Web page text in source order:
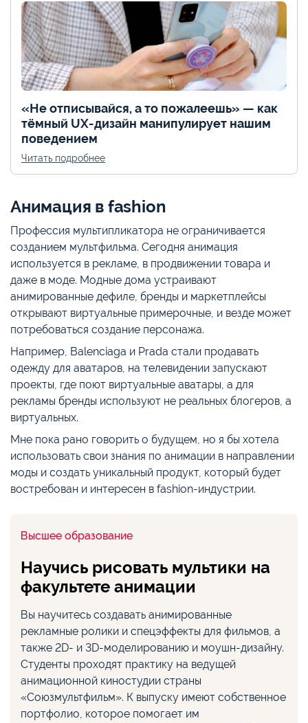
«Не отписывайся, а то пожалеешь» — как
тёмный UX-дизайн манипулирует нашим
поведением
Читать подробнее
Анимация в fashion
Профессия мультипликатора не ограничивается
созданием мультфильма. Сегодня анимация
используется в рекламе, в продвижении товара и
даже в моде. Модные дома устраивают
анимированные дефиле, бренды и маркетплейсы
открывают виртуальные примерочные, и везде может
потребоваться создание персонажа.
Например, Balenciaga и Prada стали продавать
одежду для аватаров, на телевидении запускают
проекты, где поют виртуальные аватары, а для
рекламы бренды используют не реальных блогеров, а
виртуальных.
Мне пока рано говорить о будущем, но я бы хотела
использовать свои знания по анимации в направлении
моды и создать уникальный продукт, который будет
востребован и интересен в fashion-индустрии.
Высшее образование
Научись рисовать мультики на
факультете анимации
Вы научитесь создавать анимированные
рекламные ролики и спецэффекты для фильмов, а
также 2D- и 3D-моделированию и моушн-дизайну.
Студенты проходят практику на ведущей
анимационной киностудии страны
«Союзмультфильм». К выпуску имеют собственное
портфолио, которое помогает им